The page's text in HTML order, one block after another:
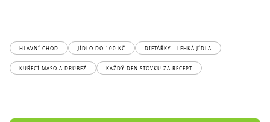
HLAVNÍ CHOD JÍDLO DO 100 KČ DIETÁŘKY - LEHKÁ JÍDLA
KUŘECÍ MASO A DRŮBEŽ KAŽDÝ DEN STOVKU ZA RECEPT